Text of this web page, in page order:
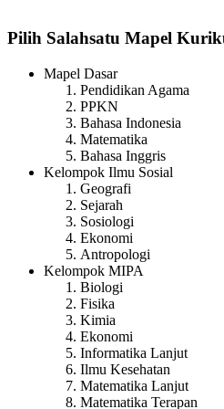
Pilih Salahsatu Mapel
Mapel Dasar
Pendidikan Agama
PPKN
Bahasa Indonesia
Matematika
Bahasa Inggris
Kelompok Ilmu Sosial
Geografi
Sejarah
Sosiologi
Ekonomi
Antropologi
Kelompok MIPA
Biologi
Fisika
Kimia
Ekonomi
Informatika Lanjut
Ilmu Kesehatan
Matematika Lanjut
Matematika Terapan